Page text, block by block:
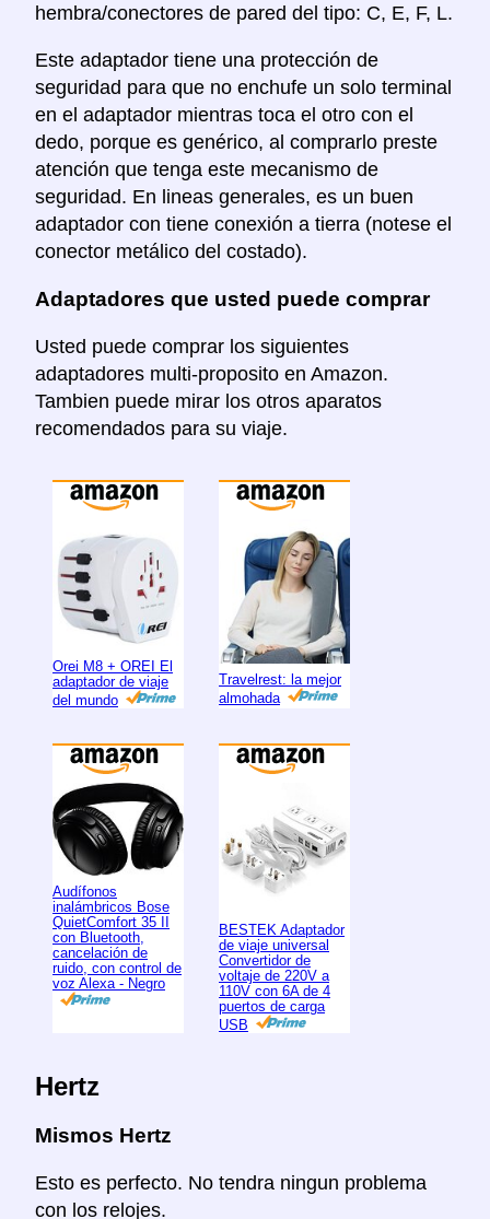
hembra/conectores de pared del tipo: C, E, F, L.
Este adaptador tiene una protección de
seguridad para que no enchufe un solo terminal
en el adaptador mientras toca el otro con el
dedo, porque es genérico, al comprarlo preste
atención que tenga este mecanismo de
seguridad. En lineas generales, es un buen
adaptador con tiene conexión a tierra (notese el
conector metálico del costado).
Adaptadores que usted puede comprar
Usted puede comprar los siguientes
adaptadores multi-proposito en Amazon.
Tambien puede mirar los otros aparatos
recomendados para su viaje.
Orei M8 + OREI El
adaptador de viaje
del mundo
Travelrest: la mejor
almohada
Audífonos
inalámbricos Bose
QuietComfort 35 II
con Bluetooth,
cancelación de
ruido, con control de
voz Alexa - Negro
BESTEK Adaptador
de viaje universal
Convertidor de
voltaje de 220V a
110V con 6A de 4
puertos de carga
USB
Hertz
Mismos Hertz
Esto es perfecto. No tendra ningun problema
con los relojes.